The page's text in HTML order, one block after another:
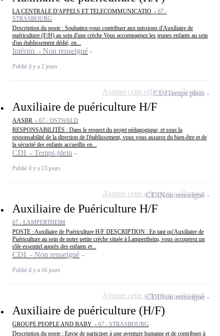
LA CENTRALE D'APPELS ET TELECOMMUNICATIO - 67 -
STRASBOURG
Description du poste : Souhaitez-vous contribuer aux missions d'Auxiliaire de
puériculture (F/H) au sein d'une crèche Vous accompagnez les jeunes enfants au sein
d'un établissement dédié, en...
Intérim - Non renseigné
Publié il y a 2 jours
Auxiliaire de puériculture H/F
AASBR - 67 - OSTWALD
RESPONSABILITÉS : Dans le respect du projet pédagogique, et sous la
responsabilité de la direction de l'établissement, vous vous assurez du bien-être et de
la sécurité des enfants accueillis en...
CDI - Temps plein
Publié il y a 13 jours
CDITemps plein
Ajouter cette offre à ma sélection
Auxiliaire de Puériculture H/F
67 - LAMPERTHEIM
POSTE : Auxiliaire de Puériculture H/F DESCRIPTION : En tant qu'Auxiliaire de
Puériculture au sein de notre petite crèche située à Lampertheim, vous occuperez un
rôle essentiel auprès des enfants et...
CDI - Non renseigné
Publié il y a 16 jours
CDINon renseigné
Ajouter cette offre à ma sélection
Auxiliaire de puériculture (H/F)
GROUPE PEOPLE AND BABY - 67 - STRASBOURG
Description du poste : Envie de participer à une aventure humaine et de contribuer à
CDINon renseigné
Ajouter cette offre à ma sélection